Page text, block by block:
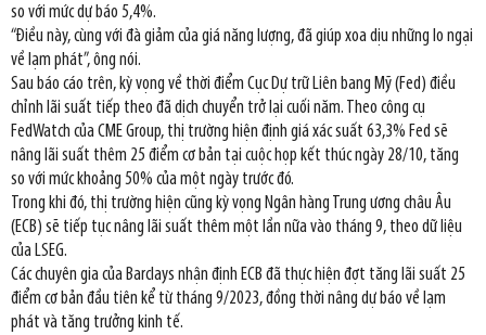
so với mức dự báo 5,4%.
“Điều này, cùng với đà giảm của giá năng lượng, đã giúp xoa dịu những lo ngại
về lạm phát”, ông nói.
Sau báo cáo trên, kỳ vọng về thời điểm Cục Dự trữ Liên bang Mỹ (Fed) điều
chỉnh lãi suất tiếp theo đã dịch chuyển trở lại cuối năm. Theo công cụ
FedWatch của CME Group, thị trường hiện định giá xác suất 63,3% Fed sẽ
nâng lãi suất thêm 25 điểm cơ bản tại cuộc họp kết thúc ngày 28/10, tăng
so với mức khoảng 50% của một ngày trước đó.
Trong khi đó, thị trường hiện cũng kỳ vọng Ngân hàng Trung ương châu Âu
(ECB) sẽ tiếp tục nâng lãi suất thêm một lần nữa vào tháng 9, theo dữ liệu
của LSEG.
Các chuyên gia của Barclays nhận định ECB đã thực hiện đợt tăng lãi suất 25
điểm cơ bản đầu tiên kể từ tháng 9/2023, đồng thời nâng dự báo về lạm
phát và tăng trưởng kinh tế.